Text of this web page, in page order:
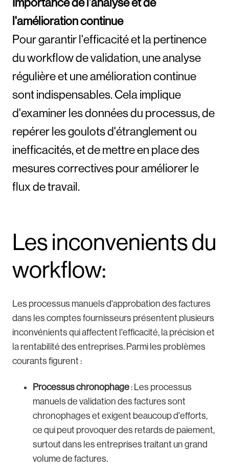
Importance de l'analyse et de
l'amélioration continue
Pour garantir l'efficacité et la pertinence
du workflow de validation, une analyse
régulière et une amélioration continue
sont indispensables. Cela implique
d'examiner les données du processus, de
repérer les goulots d'étranglement ou
inefficacités, et de mettre en place des
mesures correctives pour améliorer le
flux de travail.
Les inconvenients du
workflow:
Les processus manuels d'approbation des factures
dans les comptes fournisseurs présentent plusieurs
inconvénients qui affectent l'efficacité, la précision et
la rentabilité des entreprises. Parmi les problèmes
courants figurent :
Processus chronophage: Les processus
manuels de validation des factures sont
chronophages et exigent beaucoup d'efforts,
ce qui peut provoquer des retards de paiement,
surtout dans les entreprises traitant un grand
volume de factures.